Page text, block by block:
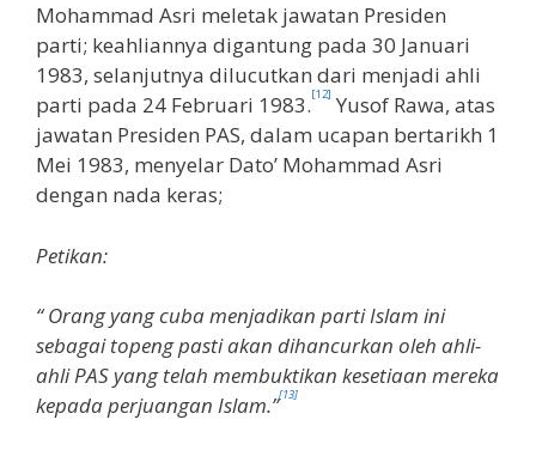
Mohammad Asri meletak jawatan Presiden
parti; keahliannya digantung pada 30 Januari
1983, selanjutnya dilucutkan dari menjadi ahli
parti pada 24 Februari 1983.[12] Yusof Rawa, atas
jawatan Presiden PAS, dalam ucapan bertarikh 1
Mei 1983, menyelar Dato’ Mohammad Asri
dengan nada keras;
Petikan:
“ Orang yang cuba menjadikan parti Islam ini
sebagai topeng pasti akan dihancurkan oleh ahli-
ahli PAS yang telah membuktikan kesetiaan mereka
kepada perjuangan Islam.”[13]